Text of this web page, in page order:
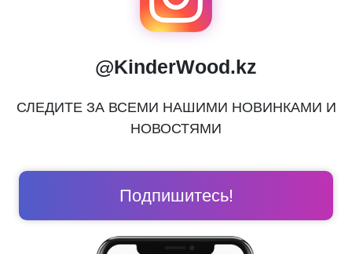
@KinderWood.kz
СЛЕДИТЕ ЗА ВСЕМИ НАШИМИ НОВИНКАМИ И
НОВОСТЯМИ
Подпишитесь!